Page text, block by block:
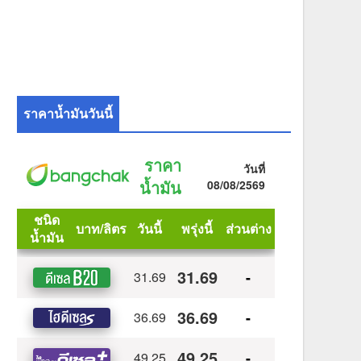
ราคาน้ำมันวันนี้